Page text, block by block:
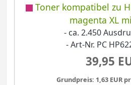
Toner kompatibel zu
magenta XL
- ca. 2.450
- Art-Nr. PC
39,95
Grundpreis: 1,63 EUR